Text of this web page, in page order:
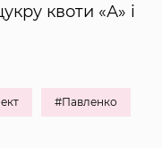
квоти «А» і
#Павленко